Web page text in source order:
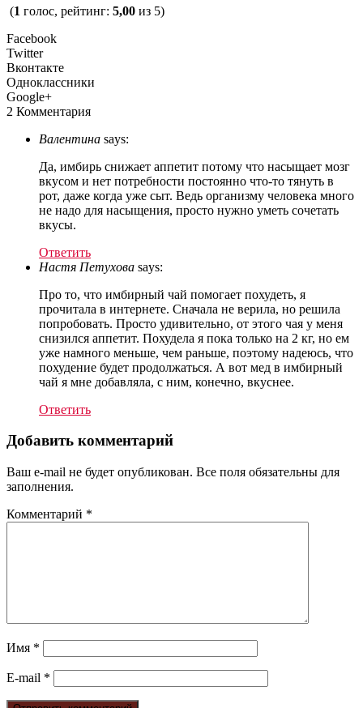
(1 голос, рейтинг: 5,00 из 5)
Facebook
Twitter
Вконтакте
Одноклассники
Google+
2 Комментария
Валентина says:
Да, имбирь снижает аппетит потому что насыщает мозг
вкусом и нет потребности постоянно что-то тянуть в
рот, даже когда уже сыт. Ведь организму человека много
не надо для насыщения, просто нужно уметь сочетать
вкусы.
Ответить
Настя Петухова says:
Про то, что имбирный чай помогает похудеть, я
прочитала в интернете. Сначала не верила, но решила
попробовать. Просто удивительно, от этого чая у меня
снизился аппетит. Похудела я пока только на 2 кг, но ем
уже намного меньше, чем раньше, поэтому надеюсь, что
похудение будет продолжаться. А вот мед в имбирный
чай я мне добавляла, с ним, конечно, вкуснее.
Ответить
Добавить комментарий
Ваш e-mail не будет опубликован. Все поля обязательны для
заполнения.
Комментарий *
Имя *
E-mail *